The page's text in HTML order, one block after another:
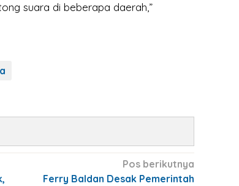
suara di beberapa daerah,”
Pos berikutnya
Ferry Baldan Desak Pemerintah